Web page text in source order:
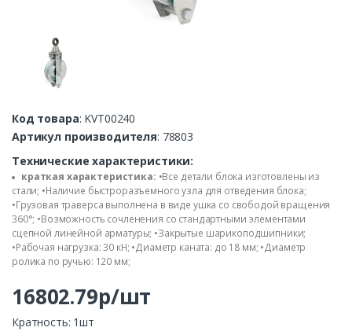
Код товара: KVT00240
Артикул производителя: 78803
Технические характеристики:
краткая характеристика: •Все детали блока изготовлены из
стали; •Наличие быстроразъемного узла для отведения блока;
•Грузовая траверса выполнена в виде ушка со свободой вращения
360°; •Возможность сочленения со стандартными элементами
сцепной линейной арматуры; •Закрытые шарикоподшипники;
•Рабочая нагрузка: 30 кН; •Диаметр каната: до 18 мм; •Диаметр
ролика по ручью: 120 мм;
16802.79р/шт
Кратность: 1шт